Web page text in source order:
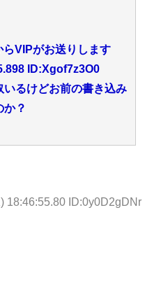
VIPがお送りします
ID:Xgof7z3O0
るけどお前の書き込み
か？
18:46:55.80 ID:0y0D2gDNr